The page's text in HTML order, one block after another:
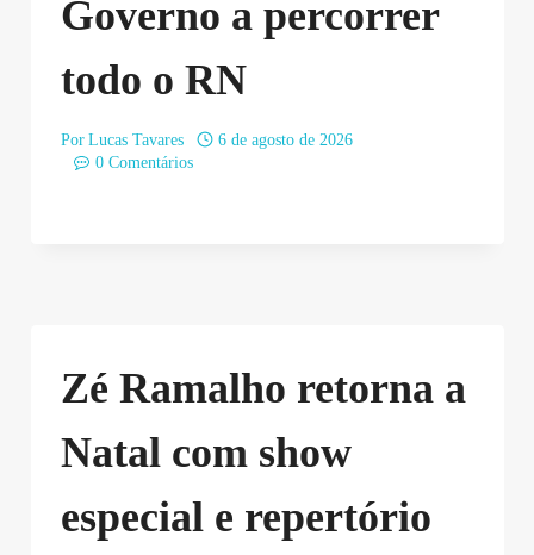
Governo a percorrer
todo o RN
Por Lucas Tavares
6 de agosto de 2026
0 Comentários
Zé Ramalho retorna a
Natal com show
especial e repertório